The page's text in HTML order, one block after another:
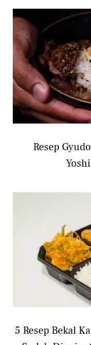
Resep
5 Resep Bekal